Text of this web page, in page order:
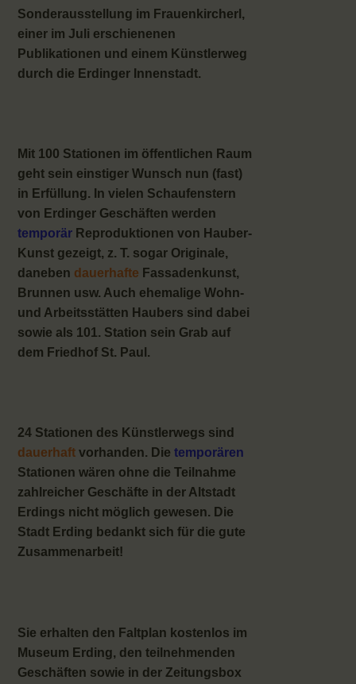
Sonderausstellung im Frauenkircherl,
einer im Juli erschienenen
Publikationen und einem Künstlerweg
durch die Erdinger Innenstadt.
Mit 100 Stationen im öffentlichen Raum
geht sein einstiger Wunsch nun (fast)
in Erfüllung. In vielen Schaufenstern
von Erdinger Geschäften werden
temporär Reproduktionen von Hauber-
Kunst gezeigt, z. T. sogar Originale,
daneben dauerhafte Fassadenkunst,
Brunnen usw. Auch ehemalige Wohn-
und Arbeitsstätten Haubers sind dabei
sowie als 101. Station sein Grab auf
dem Friedhof St. Paul.
24 Stationen des Künstlerwegs sind
dauerhaft vorhanden. Die temporären
Stationen wären ohne die Teilnahme
zahlreicher Geschäfte in der Altstadt
Erdings nicht möglich gewesen. Die
Stadt Erding bedankt sich für die gute
Zusammenarbeit!
Sie erhalten den Faltplan kostenlos im
Museum Erding, den teilnehmenden
Geschäften sowie in der Zeitungsbox